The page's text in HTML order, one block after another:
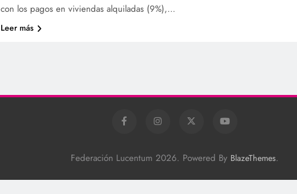
con los pagos en viviendas alquiladas (9%),…
Leer más
Federación Lucentum 2026. Powered By BlazeThemes.